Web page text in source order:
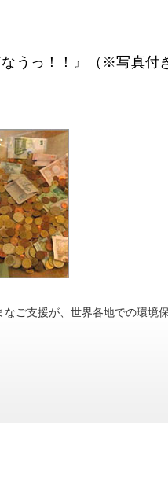
うっ！！』（※写真付
ご支援が、世界各地での環境保